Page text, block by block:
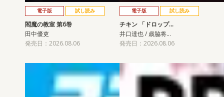
電子版 試し読み
閻魔の教室 第6巻
田中優吏
発売日：2026.08.06
電子版 試し読み
チキン 「ドロップ…
井口達也 / 歳脇将…
発売日：2026.08.06